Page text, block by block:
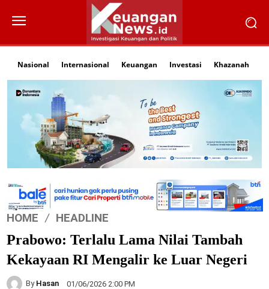
Nasional Internasional Keuangan Investasi Khazanah
HOME HEADLINE
Prabowo: Terlalu Lama Nilai Tambah
Kekayaan RI Mengalir ke Luar Negeri
By Hasan 01/06/2026 2:00 PM